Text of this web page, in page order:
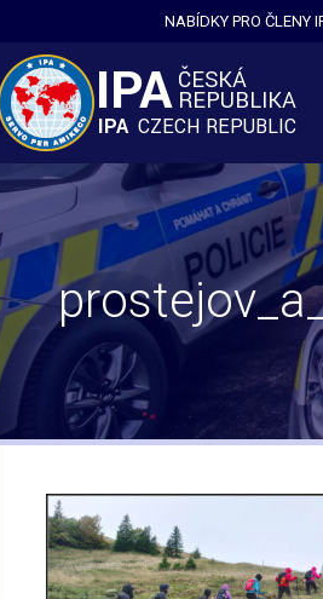
NABÍDKY PRO ČLENY